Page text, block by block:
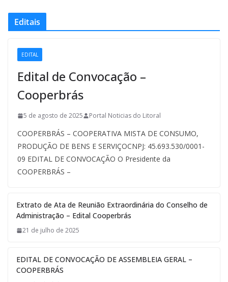
Editais
EDITAL
Edital de Convocação –
Cooperbrás
5 de agosto de 2025 Portal Noticias do Litoral
COOPERBRÁS – COOPERATIVA MISTA DE CONSUMO,
PRODUÇÃO DE BENS E SERVIÇOCNPJ: 45.693.530/0001-
09 EDITAL DE CONVOCAÇÃO O Presidente da
COOPERBRÁS –
Extrato de Ata de Reunião Extraordinária do Conselho de
Administração – Edital Cooperbrás
21 de julho de 2025
EDITAL DE CONVOCAÇÃO DE ASSEMBLEIA GERAL –
COOPERBRÁS